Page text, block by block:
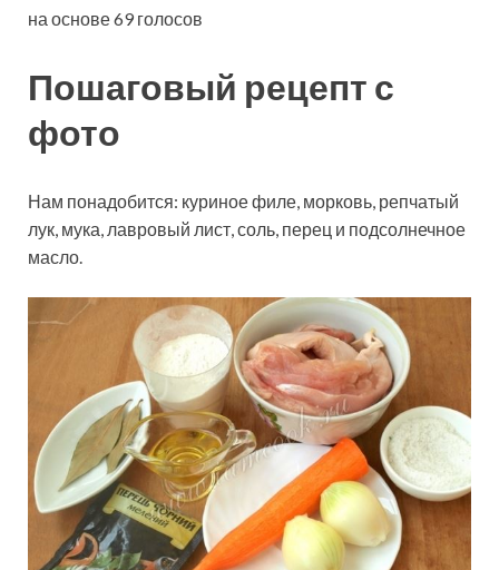
на основе 69 голосов
Пошаговый рецепт с
фото
Нам понадобится: куриное филе, морковь, репчатый
лук, мука, лавровый лист, соль, перец и подсолнечное
масло.